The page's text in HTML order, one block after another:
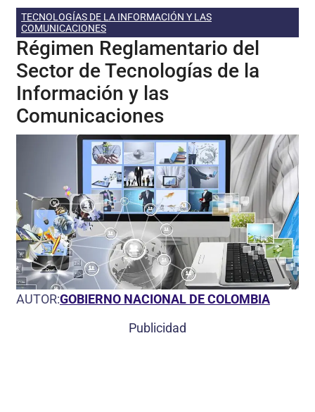
TECNOLOGÍAS DE LA INFORMACIÓN Y LAS
COMUNICACIONES
Régimen Reglamentario del
Sector de Tecnologías de la
Información y las
Comunicaciones
AUTOR:GOBIERNO NACIONAL DE COLOMBIA
Publicidad